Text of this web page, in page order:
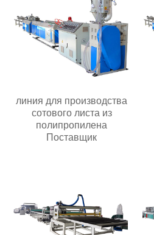
линия для производства
сотового листа из
полипропилена
Поставщик